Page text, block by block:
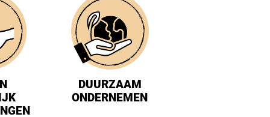
DUURZAAM
ONDERNEMEN